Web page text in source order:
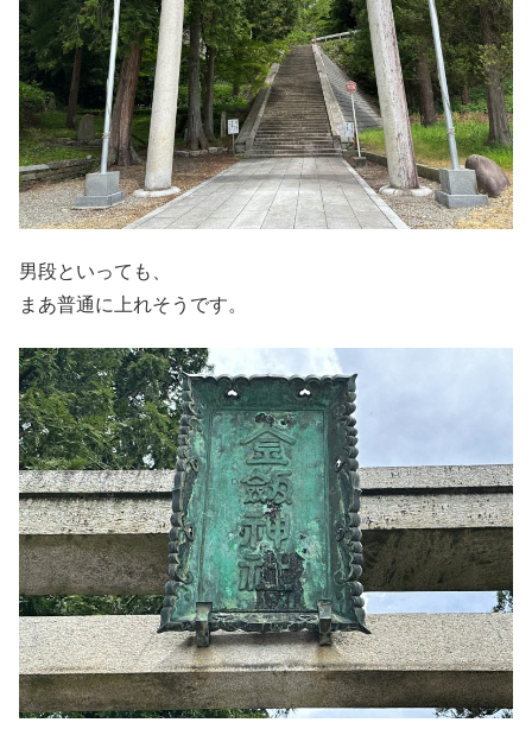
男段といっても、
まあ普通に上れそうです。